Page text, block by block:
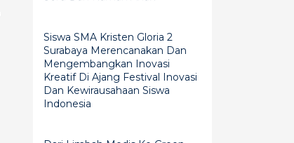
Siswa SMA Kristen Gloria 2
Surabaya Merencanakan Dan
Mengembangkan Inovasi
Kreatif Di Ajang Festival Inovasi
Dan Kewirausahaan Siswa
Indonesia